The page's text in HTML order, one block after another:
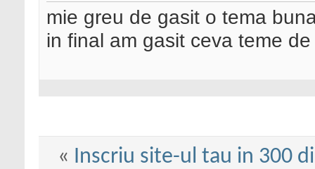
mie greu de gasit o tema
in final am gasit ceva teme
« Inscriu site-ul tau in 300